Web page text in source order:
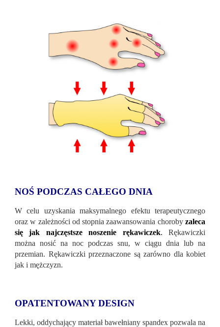
NOŚ PODCZAS CAŁEGO DNIA
W celu uzyskania maksymalnego efektu terapeutycznego
oraz w zależności od stopnia zaawansowania choroby zaleca
się jak najczęstsze noszenie rękawiczek. Rękawiczki
można nosić na noc podczas snu, w ciągu dnia lub na
przemian. Rękawiczki przeznaczone są zarówno dla kobiet
jak i mężczyzn.
OPATENTOWANY DESIGN
Lekki, oddychający materiał bawełniany spandex pozwala na